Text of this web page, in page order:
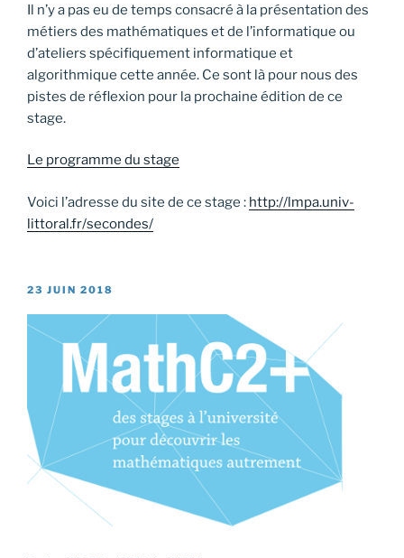
Il n’y a pas eu de temps consacré à la présentation des
métiers des mathématiques et de l’informatique ou
d’ateliers spécifiquement informatique et
algorithmique cette année. Ce sont là pour nous des
pistes de réflexion pour la prochaine édition de ce
stage.
Le programme du stage
Voici l’adresse du site de ce stage : http://lmpa.univ-
littoral.fr/secondes/
PUBLIÉ
23 JUIN 2018